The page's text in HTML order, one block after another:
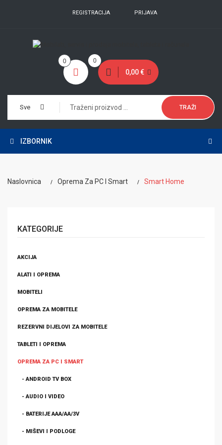
REGISTRACIJA PRIJAVA
0
0,00 €
0
Sve TRAŽI
IZBORNIK
Naslovnica Oprema Za PC I Smart Smart Home
KATEGORIJE
AKCIJA
ALATI I OPREMA
MOBITELI
OPREMA ZA MOBITELE
REZERVNI DIJELOVI ZA MOBITELE
TABLETI I OPREMA
OPREMA ZA PC I SMART
- ANDROID TV BOX
- AUDIO I VIDEO
- BATERIJE AAA/AA/3V
- MIŠEVI I PODLOGE